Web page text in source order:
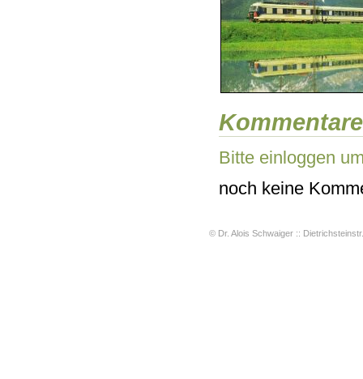
Kommentare
Bitte einloggen
noch keine
© Dr. Alois Schwaiger ::